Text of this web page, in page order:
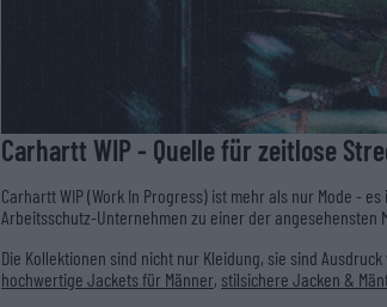
Carhartt WIP - Quelle für zeitlose
Carhartt WIP (Work In Progress) ist mehr als nur Mode -
Arbeitsschutz-Unternehmen zu einer der angesehensten
Die Kollektionen sind nicht nur Kleidung, sie sind Ausdruck
hochwertige Jackets für Männer, stilsichere Jacken &